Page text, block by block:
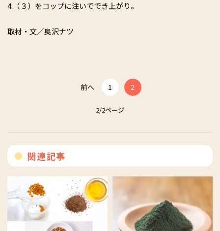
4.（３）をコップに注いででき上がり。
取材・文／奥沢ナツ
前へ 1 2
2/2ページ
関連記事